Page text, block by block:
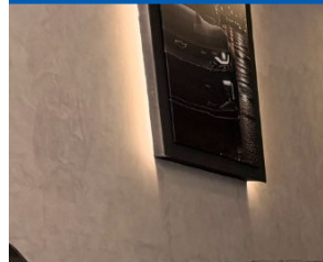
ONDE ESTAMOS +
SIMULAR FINANCIAMENTO
AVALIE SEU CARRO